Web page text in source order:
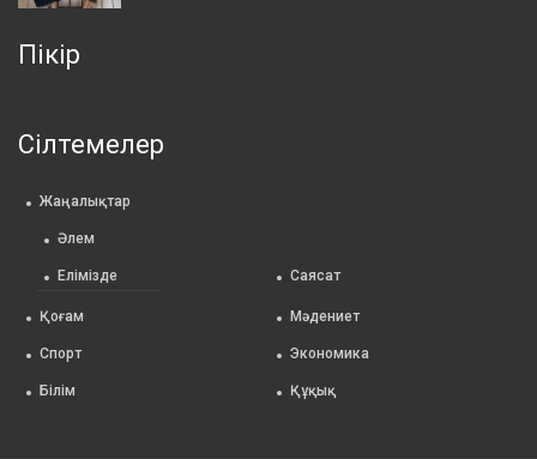
Пікір
Сілтемелер
Жаңалықтар
Әлем
Елімізде Саясат
Қоғам Мәдениет
Спорт Экономика
Білім Құқық